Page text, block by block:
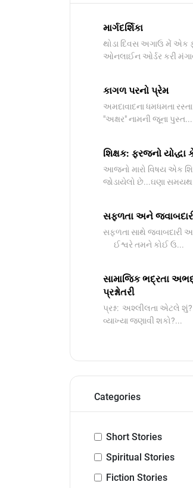
માર્ગદર્શિકા
થોડા દિવસ અગાઉ મેં એક
ઓનલાઈન ઓર્ડર કરી
કાગળ પરનો પ્રેમ
અમદાવાદના ધમધમતા
"અક્ષર" નામની જૂના પુસ્ત...
શિક્ષક: ફરજનો યોદ્ધા
આજનો મારો વિષય એક
જોડાયેલો છે...ઘણા
સફળતા અને
સફળતા સાથે
ઈશ્વરે તમને કોઈ ઉ...
સામાજિક ભદ્રતા
પ્રશ્નોતરી
પ્રશ્ન: અશ્લીલતા એટલે શું?
વ્યાખ્યા જણાવી શકો?...
Categories
Short Stories
Spiritual Stories
Fiction Stories